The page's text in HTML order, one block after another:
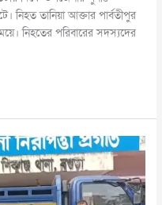
নিহত তানিয়া আক্তার পার্বতীপুর
নিহতের পরিবারের সদস্যদের